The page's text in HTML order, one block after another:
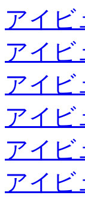
アイビ
アイビ
アイビ
アイビ
アイビ
アイビ